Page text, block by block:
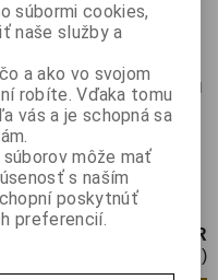
číslo:0115984
24
platí pre sklad
:3
0,08 kg
balenia:0,08 kg
NO + NC; 10A;
max250VDC; PG13,5; IP65
36,46 EUR
EUR (Cena bez DPH)
súbormi cookies,
naše služby a
a ako vo svojom
robíte. Vďaka tomu
vás a je schopná sa
môže mať
s naším
poskytnúť
preferencií.